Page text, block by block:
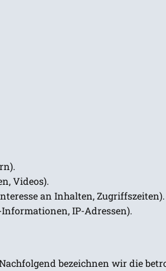
Videos).
an Inhalten, Zugriffszeiten).
IP-Adressen).
bezeichnen wir die